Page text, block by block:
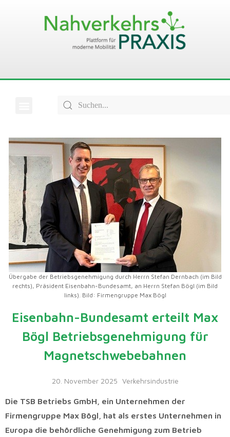
Übergabe der Betriebsgenehmigung durch Herrn Stefan Dernbach (im Bild
rechts), Präsident Eisenbahn-Bundesamt, an Herrn Stefan Bögl (im Bild
links). Bild: Firmengruppe Max Bögl
Eisenbahn-Bundesamt erteilt Max
Bögl Betriebsgenehmigung für
Magnetschwebebahnen
20. November 2025 Verkehrsindustrie
Die TSB Betriebs GmbH, ein Unternehmen der
Firmengruppe Max Bögl, hat als erstes Unternehmen in
Europa die behördliche Genehmigung zum Betrieb